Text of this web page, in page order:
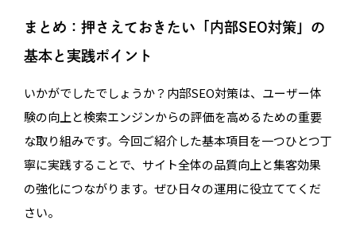
まとめ：押さえておきたい「内部SEO対策」の
基本と実践ポイント
いかがでしたでしょうか？内部SEO対策は、ユーザー体
験の向上と検索エンジンからの評価を高めるための重要
な取り組みです。今回ご紹介した基本項目を一つひとつ丁
寧に実践することで、サイト全体の品質向上と集客効果
の強化につながります。ぜひ日々の運用に役立ててくだ
さい。